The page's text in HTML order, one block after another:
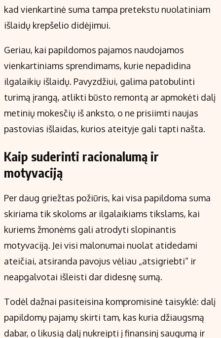
kad vienkartinė suma tampa pretekstu nuolatiniam
išlaidų krepšelio didėjimui.
Geriau, kai papildomos pajamos naudojamos
vienkartiniams sprendimams, kurie nepadidina
ilgalaikių išlaidų. Pavyzdžiui, galima patobulinti
turimą įrangą, atlikti būsto remontą ar apmokėti dalį
metinių mokesčių iš anksto, o ne prisiimti naujas
pastovias išlaidas, kurios ateityje gali tapti našta.
Kaip suderinti racionalumą ir
motyvaciją
Per daug griežtas požiūris, kai visa papildoma suma
skiriama tik skoloms ar ilgalaikiams tikslams, kai
kuriems žmonėms gali atrodyti slopinantis
motyvaciją. Jei visi malonumai nuolat atidedami
ateičiai, atsiranda pavojus vėliau „atsigriebti“ ir
neapgalvotai išleisti dar didesnę sumą.
Todėl dažnai pasiteisina kompromisinė taisyklė: dalį
papildomų pajamų skirti tam, kas kuria džiaugsmą
dabar, o likusią dalį nukreipti į finansinį saugumą ir